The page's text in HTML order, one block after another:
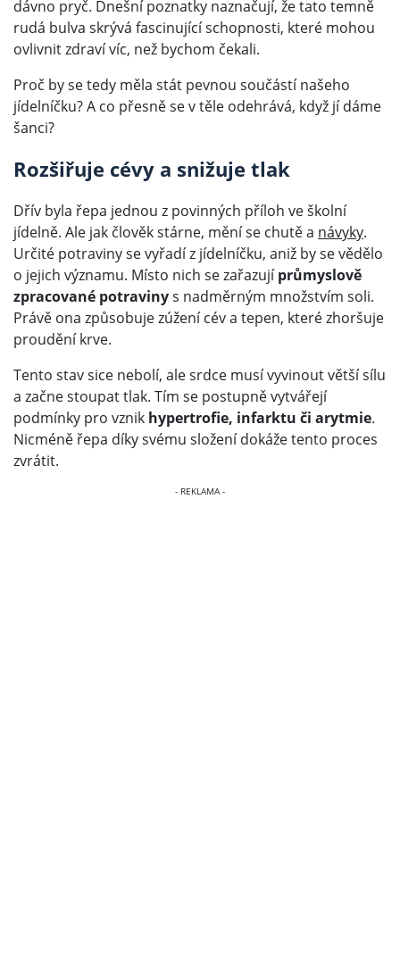
dávno pryč. Dnešní poznatky naznačují, že tato temně
rudá bulva skrývá fascinující schopnosti, které mohou
ovlivnit zdraví víc, než bychom čekali.
Proč by se tedy měla stát pevnou součástí našeho
jídelníčku? A co přesně se v těle odehrává, když jí dáme
šanci?
Rozšiřuje cévy a snižuje tlak
Dřív byla řepa jednou z povinných příloh ve školní
jídelně. Ale jak člověk stárne, mění se chutě a návyky.
Určité potraviny se vyřadí z jídelníčku, aniž by se vědělo
o jejich významu. Místo nich se zařazujíprůmyslově
zpracované potravinys nadměrným množstvím soli.
Právě ona způsobuje zúžení cév a tepen, které zhoršuje
proudění krve.
Tento stav sice nebolí, ale srdce musí vyvinout větší sílu
a začne stoupat tlak. Tím se postupně vytvářejí
podmínky pro vznik hypertrofie, infarktu či arytmie.
Nicméně řepa díky svému složení dokáže tento proces
zvrátit.